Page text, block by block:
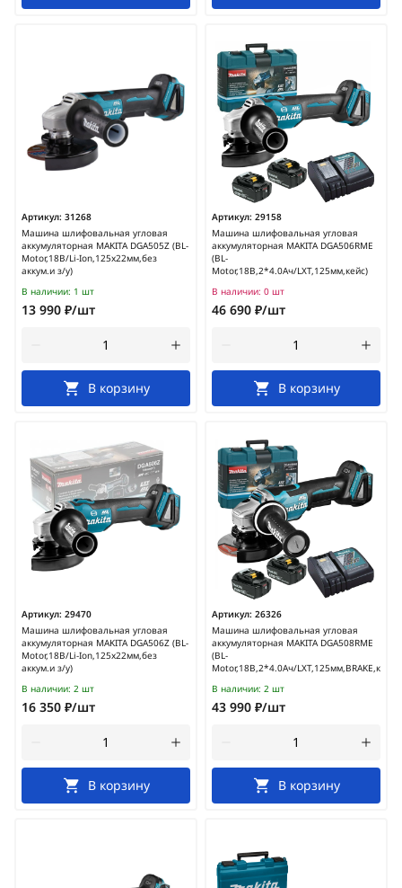
Артикул: 31268
Машина шлифовальная угловая
аккумуляторная MAKITA DGA505Z (BL-
Motor,18В/Li-Ion,125х22мм,без
аккум.и з/у)
В наличии: 1 шт
13 990 ₽/шт
В корзину
Артикул: 29158
Машина шлифовальная угловая
аккумуляторная MAKITA DGA506RME
(BL-
Motor,18В,2*4.0Ач/LXT,125мм,кейс)
В наличии: 0 шт
46 690 ₽/шт
В корзину
Артикул: 29470
Машина шлифовальная угловая
аккумуляторная MAKITA DGA506Z (BL-
Motor,18В/Li-Ion,125х22мм,без
аккум.и з/у)
В наличии: 2 шт
16 350 ₽/шт
В корзину
Артикул: 26326
Машина шлифовальная угловая
аккумуляторная MAKITA DGA508RME
(BL-
Motor,18В,2*4.0Ач/LXT,125мм,BRAKE,кейс)
В наличии: 2 шт
43 990 ₽/шт
В корзину